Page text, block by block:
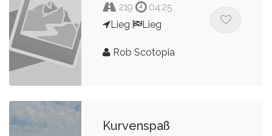
219
04:25
Lieg
Lieg
Rob Scotopia
Kurvenspaß